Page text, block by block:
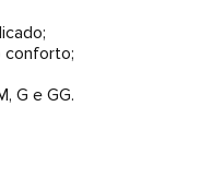
conforto;
G e GG.